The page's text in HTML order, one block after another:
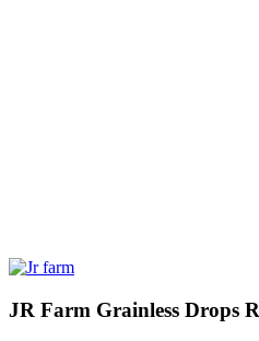
JR Farm Grainless Drops